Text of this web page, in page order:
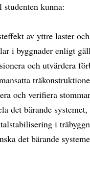
kunna:
av yttre laster
i byggnader enligt
och utvärdera
och verifiera
det bärande systemet,
i
det bärande